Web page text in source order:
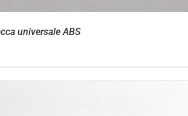
universale ABS